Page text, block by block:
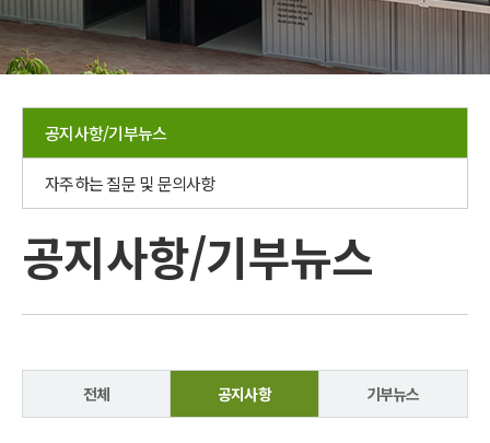
공지사항/기부뉴스
자주하는 질문 및 문의사항
공지사항/기부뉴스
전체 공지사항 기부뉴스